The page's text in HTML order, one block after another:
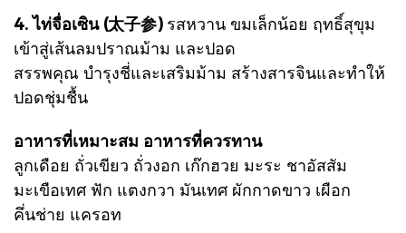
4. ไท่จื่อเซิน (太子参)รสหวาน ขมเล็กน้อย ฤทธิ์สุขุม
เข้าสู่เส้นลมปราณม้าม และปอด
สรรพคุณ บำรุงชี่และเสริมม้าม สร้างสารจินและทำให้
ปอดชุ่มชื้น
อาหารที่เหมาะสม อาหารที่ควรทาน
ลูกเดือย ถั่วเขียว ถั่วงอก เก๊กฮวย มะระ ชาอัสสัม
มะเขือเทศ ฟัก แตงกวา มันเทศ ผักกาดขาว เผือก
คึ่นช่าย แครอท